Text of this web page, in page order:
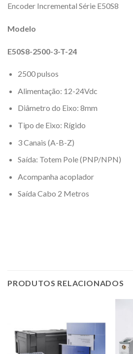
Encoder Incremental Série E50S8
Modelo
E50S8-2500-3-T-24
2500 pulsos
Alimentação: 12-24Vdc
Diâmetro do Eixo: 8mm
Tipo de Eixo: Rígido
3 Canais (A-B-Z)
Saída: Totem Pole (PNP/NPN)
Acompanha acoplador
Saída Cabo 2 Metros
PRODUTOS RELACIONADOS